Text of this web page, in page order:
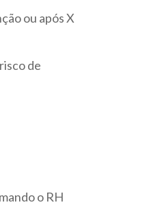
ou após X
de
o RH